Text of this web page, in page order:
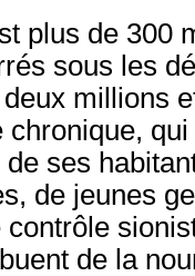
plus de 300
sous les
millions
ses
de jeunes
de la